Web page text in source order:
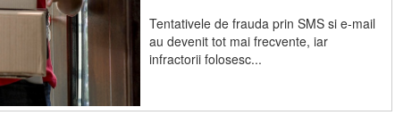
Tentativele de frauda prin SMS si e-mail
au devenit tot mai frecvente, iar
infractorii folosesc...